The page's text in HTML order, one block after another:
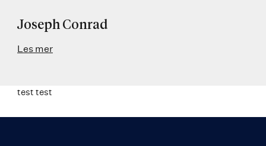
Joseph Conrad
Les mer
test test